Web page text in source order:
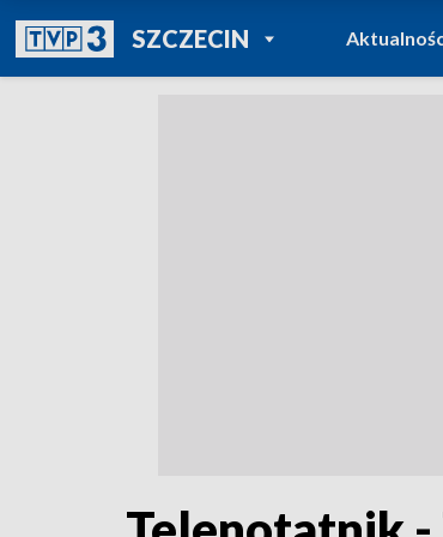
SZCZECINPOWRÓT DO
TVP REGIONY